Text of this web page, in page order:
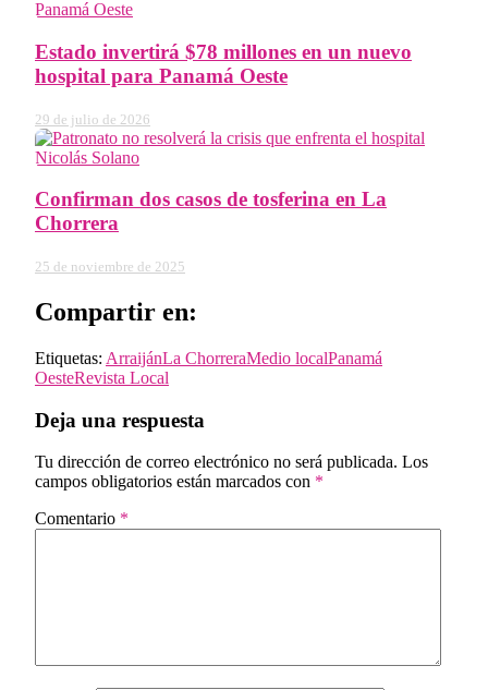
Estado invertirá $78 millones en un nuevo
hospital para Panamá Oeste
29 de julio de 2026
Confirman dos casos de tosferina en La
Chorrera
25 de noviembre de 2025
Compartir en:
Etiquetas: ArraijánLa ChorreraMedio localPanamá
OesteRevista Local
Deja una respuesta
Tu dirección de correo electrónico no será publicada. Los
campos obligatorios están marcados con *
Comentario *